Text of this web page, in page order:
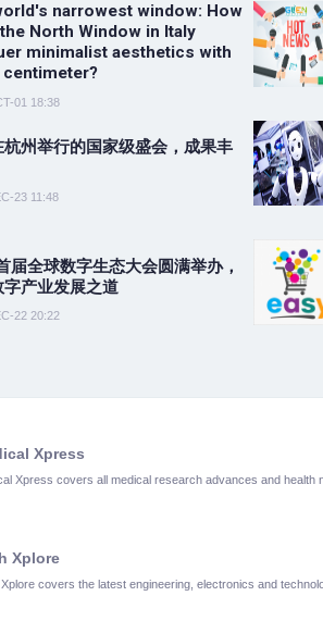
narrowest window: How
North Window in Italy
minimalist aesthetics with
01 18:38
杭州举行的国家级盛会，成果丰
23 11:48
届全球数字生态大会圆满举办，
字产业发展之道
22 20:22
Xpress
Xpress covers all medical research advances and health
Xplore
covers the latest engineering, electronics and